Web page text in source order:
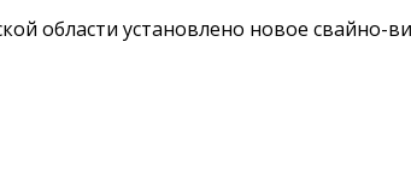
области установлено новое